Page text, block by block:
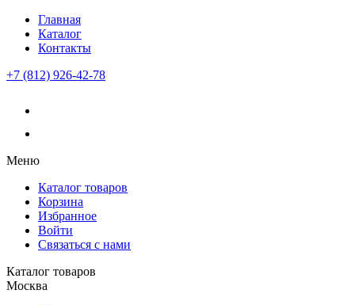
Главная
Каталог
Контакты
+7 (812) 926-42-78
Меню
Каталог товаров
Корзина
Избранное
Войти
Связаться с нами
Каталог товаров
Москва